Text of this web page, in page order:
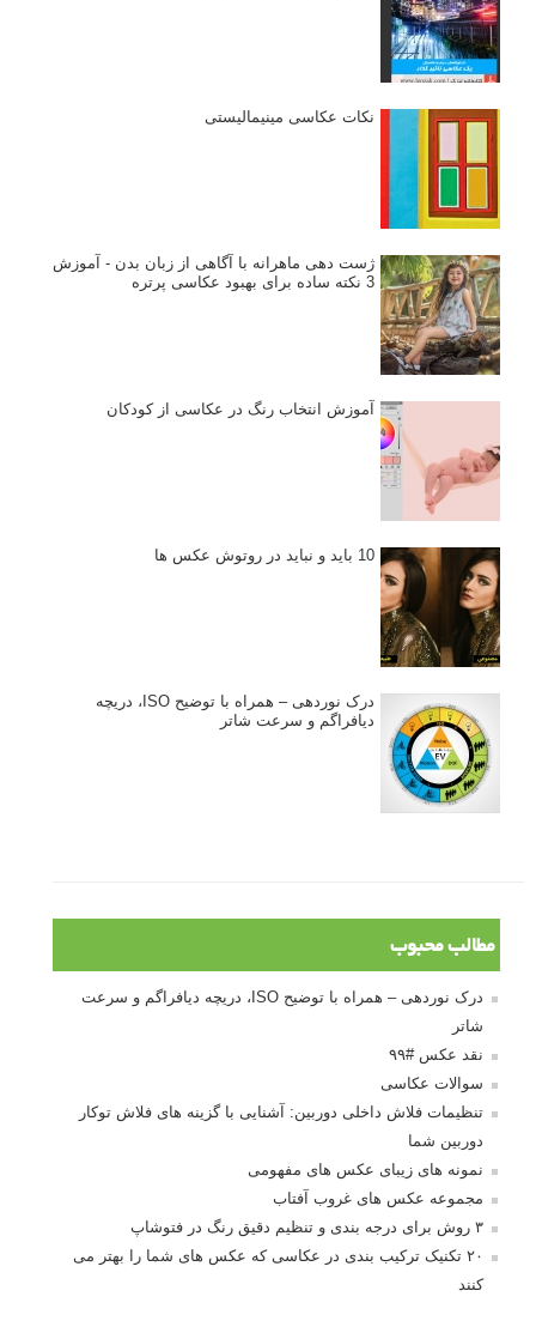
نکات عکاسی مینیمالیستی
ژست دهی ماهرانه با آگاهی از زبان بدن - آموزش
3 نکته ساده برای بهبود عکاسی پرتره
آموزش انتخاب رنگ در عکاسی از کودکان
10 باید و نباید در روتوش عکس ها
درک نوردهی – همراه با توضیح ISO، دریچه
دیافراگم و سرعت شاتر
مطالب محبوب
درک نوردهی – همراه با توضیح ISO، دریچه دیافراگم و سرعت
شاتر
نقد عکس #۹۹
سوالات عکاسی
تنظیمات فلاش داخلی دوربین: آشنایی با گزینه های فلاش توکار
دوربین شما
نمونه های زیبای عکس های مفهومی
مجموعه عکس های غروب آفتاب
۳ روش برای درجه بندی و تنظیم دقیق رنگ در فتوشاپ
۲۰ تکنیک ترکیب بندی در عکاسی که عکس های شما را بهتر می
کنند